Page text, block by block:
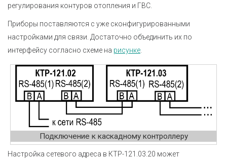
регулирования контуров отопления и ГВС.
Приборы поставляются с уже сконфигурированными
настройками для связи. Достаточно объединить их по
интерфейсу согласно схеме на рисунке
Подключение к каскадному контроллеру
Настройка сетевого адреса в КТР-121.03.20 может